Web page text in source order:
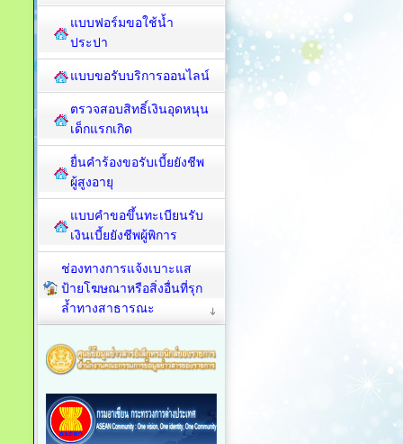
แบบฟอร์มขอใช้น้ำ
ประปา
แบบขอรับบริการออนไลน์
ตรวจสอบสิทธิ์เงินอุดหนุน
เด็กแรกเกิด
ยื่นคำร้องขอรับเบี้ยยังชีพ
ผู้สูงอายุ
แบบคำขอขึ้นทะเบียนรับ
เงินเบี้ยยังชีพผู้พิการ
ช่องทางการแจ้งเบาะแส
ป้ายโฆษณาหรือสิ่งอื่นที่รุก
ล้ำทางสาธารณะ